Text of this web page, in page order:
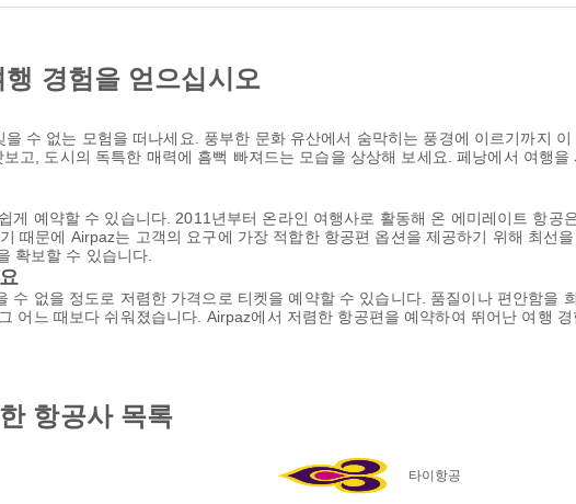
경험을 얻으십시오
수 없는 모험을 떠나세요. 풍부한 문화 유산에서 숨막히는 풍경에 이르기까지
고, 도시의 독특한 매력에 흠뻑 빠져드는 모습을 상상해 보세요. 페낭에서 여행
게 예약할 수 있습니다. 2011년부터 온라인 여행사로 활동해 온 에미레이트 항공
때문에 Airpaz는 고객의 요구에 가장 적합한 항공편 옵션을 제공하기 위해 최선
확보할 수 있습니다.
수 없을 정도로 저렴한 가격으로 티켓을 예약할 수 있습니다. 품질이나 편안함을
어느 때보다 쉬워졌습니다. Airpaz에서 저렴한 항공편을 예약하여 뛰어난 여행
항공사 목록
타이항공